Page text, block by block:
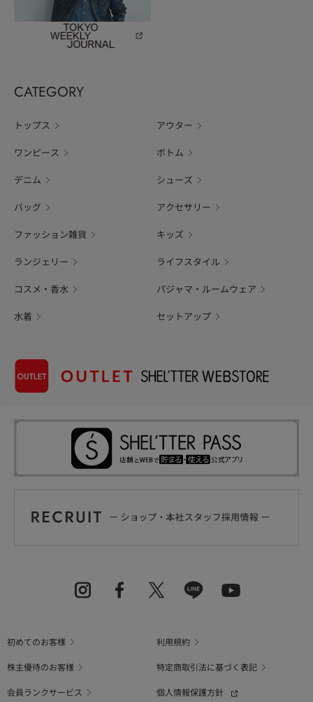
CATEGORY
トップス アウター
ワンピース ボトム
デニム シューズ
バッグ アクセサリー
ファッション雑貨 キッズ
ランジェリー ライフスタイル
コスメ・香水 パジャマ・ルームウェア
水着 セットアップ
初めてのお客様
利用規約
株主優待のお客様
特定商取引法に基づく表記
会員ランクサービス
個人情報保護方針